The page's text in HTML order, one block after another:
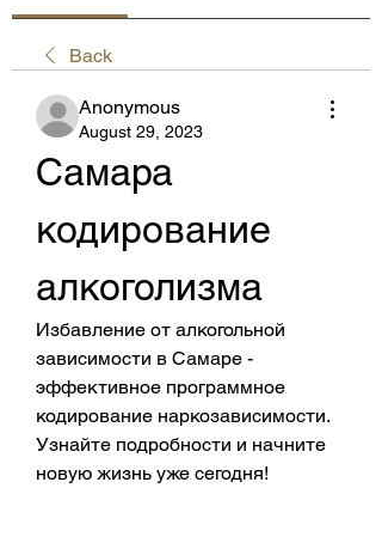
Back
Anonymous
August 29, 2023
Самара
кодирование
алкоголизма
Избавление от алкогольной
зависимости в Самаре -
эффективное программное
кодирование наркозависимости.
Узнайте подробности и начните
новую жизнь уже сегодня!